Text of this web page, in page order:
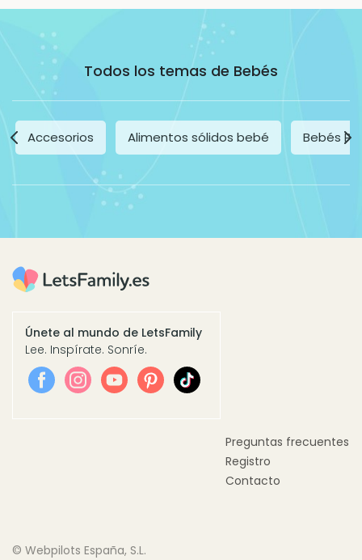
Todos los temas de Bebés
Accesorios Alimentos sólidos bebé Bebés
Únete al mundo de LetsFamily
Lee. Inspírate. Sonríe.
Preguntas frecuentes
Registro
Contacto
© Webpilots España, S.L.